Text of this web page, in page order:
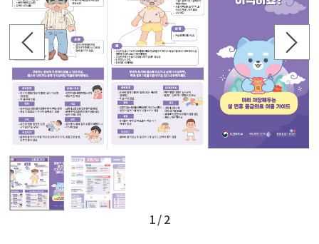
1 / 2